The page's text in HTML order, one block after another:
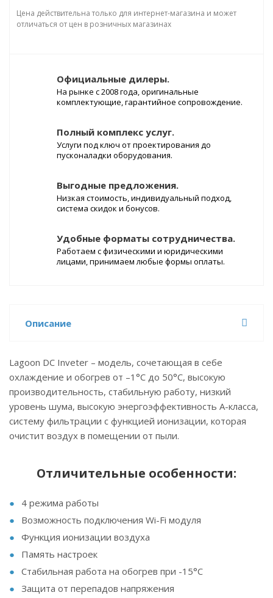
Цена действительна только для интернет-магазина и может
отличаться от цен в розничных магазинах
Официальные дилеры.
На рынке с 2008 года, оригинальные
комплектующие, гарантийное сопровождение.
Полный комплекс услуг.
Услуги под ключ от проектирования до
пусконаладки оборудования.
Выгодные предложения.
Низкая стоимость, индивидуальный подход,
система скидок и бонусов.
Удобные форматы сотрудничества.
Работаем с физическими и юридическими
лицами, принимаем любые формы оплаты.
Описание
Lagoon DC Inveter – модель, сочетающая в себе
охлаждение и обогрев от –1°С до 50°С, высокую
производительность, стабильную работу, низкий
уровень шума, высокую энергоэффективность А-класса,
систему фильтрации с функцией ионизации, которая
очистит воздух в помещении от пыли.
Отличительные особенности:
4 режима работы
Возможность подключения Wi-Fi модуля
Функция ионизации воздуха
Память настроек
Стабильная работа на обогрев при -15°С
Защита от перепадов напряжения